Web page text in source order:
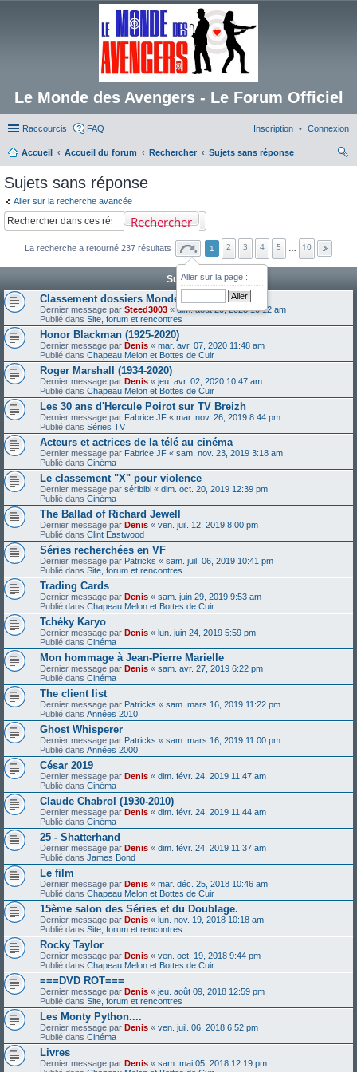
Le Monde des Avengers - Le Forum Officiel
Raccourcis FAQ Connexion
Inscription
Accueil Accueil du forum Rechercher
Sujets sans réponse
Sujets sans réponse
Aller sur la recherche avancée
Rechercher
La recherche a retourné 237 résultats
Aller sur la page :
1 2 3 4 5 10
Sujets
Classement dossiers Monde des Avengers
Dernier message par Steed3003 «dim. août 20, 2023 10:12 am
Publié dans Site, forum et rencontres
Honor Blackman (1925-2020)
Dernier message par Denis « mar. avr. 07, 2020 11:48 am
Publié dans Chapeau Melon et Bottes de Cuir
Roger Marshall (1934-2020)
Dernier message par Denis « jeu. avr. 02, 2020 10:47 am
Publié dans Chapeau Melon et Bottes de Cuir
Les 30 ans d'Hercule Poirot sur TV Breizh
Dernier message par Fabrice JF « mar. nov. 26, 2019 8:44 pm
Publié dans Séries TV
Acteurs et actrices de la télé au cinéma
Dernier message par Fabrice JF « sam. nov. 23, 2019 3:18 am
Publié dans Cinéma
Le classement "X" pour violence
Dernier message par séribibi « dim. oct. 20, 2019 12:39 pm
Publié dans Cinéma
The Ballad of Richard Jewell
Dernier message par Denis « ven. juil. 12, 2019 8:00 pm
Publié dans Clint Eastwood
Séries recherchées en VF
Dernier message par Patricks « sam. juil. 06, 2019 10:41 pm
Publié dans Site, forum et rencontres
Trading Cards
Dernier message par Denis « sam. juin 29, 2019 9:53 am
Publié dans Chapeau Melon et Bottes de Cuir
Tchéky Karyo
Dernier message par Denis « lun. juin 24, 2019 5:59 pm
Publié dans Cinéma
Mon hommage à Jean-Pierre Marielle
Dernier message par Denis « sam. avr. 27, 2019 6:22 pm
Publié dans Cinéma
The client list
Dernier message par Patricks « sam. mars 16, 2019 11:22 pm
Publié dans Années 2010
Ghost Whisperer
Dernier message par Patricks « sam. mars 16, 2019 11:00 pm
Publié dans Années 2000
César 2019
Dernier message par Denis « dim. févr. 24, 2019 11:47 am
Publié dans Cinéma
Claude Chabrol (1930-2010)
Dernier message par Denis « dim. févr. 24, 2019 11:44 am
Publié dans Cinéma
25 - Shatterhand
Dernier message par Denis « dim. févr. 24, 2019 11:37 am
Publié dans James Bond
Le film
Dernier message par Denis « mar. déc. 25, 2018 10:46 am
Publié dans Chapeau Melon et Bottes de Cuir
15ème salon des Séries et du Doublage.
Dernier message par Denis « lun. nov. 19, 2018 10:18 am
Publié dans Site, forum et rencontres
Rocky Taylor
Dernier message par Denis « ven. oct. 19, 2018 9:44 pm
Publié dans Chapeau Melon et Bottes de Cuir
===DVD ROT===
Dernier message par Denis « jeu. août 09, 2018 12:59 pm
Publié dans Site, forum et rencontres
Les Monty Python....
Dernier message par Denis « ven. juil. 06, 2018 6:52 pm
Publié dans Cinéma
Livres
Dernier message par Denis « sam. mai 05, 2018 12:19 pm